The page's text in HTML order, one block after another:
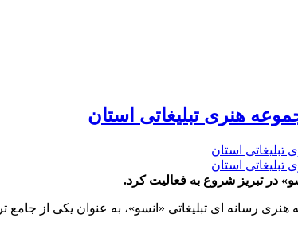
هنری تبلیغاتی استان
در تبریز شروع به فعالیت کرد.
ای تبلیغاتی «انسو»، به عنوان یکی از جامع ترین